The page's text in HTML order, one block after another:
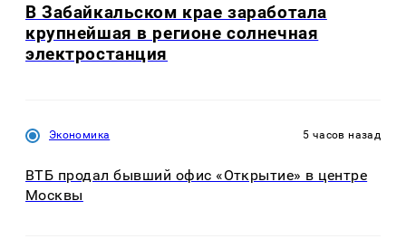
В Забайкальском крае заработала
крупнейшая в регионе солнечная
электростанция
Экономика 5 часов назад
ВТБ продал бывший офис «Открытие» в центре
Москвы